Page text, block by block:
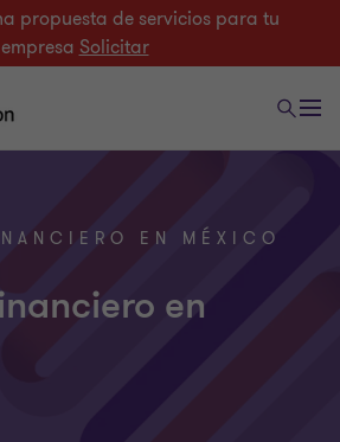
propuesta de servicios para tu
empresa Solicitar
EN MÉXICO
en